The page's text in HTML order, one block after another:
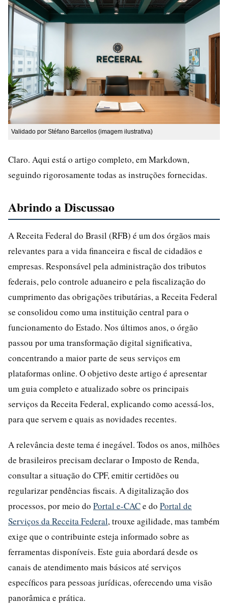
Validado por Stéfano Barcellos (imagem ilustrativa)
Claro. Aqui está o artigo completo, em Markdown,
seguindo rigorosamente todas as instruções fornecidas.
Abrindo a Discussao
A Receita Federal do Brasil (RFB) é um dos órgãos mais
relevantes para a vida financeira e fiscal de cidadãos e
empresas. Responsável pela administração dos tributos
federais, pelo controle aduaneiro e pela fiscalização do
cumprimento das obrigações tributárias, a Receita Federal
se consolidou como uma instituição central para o
funcionamento do Estado. Nos últimos anos, o órgão
passou por uma transformação digital significativa,
concentrando a maior parte de seus serviços em
plataformas online. O objetivo deste artigo é apresentar
um guia completo e atualizado sobre os principais
serviços da Receita Federal, explicando como acessá-los,
para que servem e quais as novidades recentes.
A relevância deste tema é inegável. Todos os anos, milhões
de brasileiros precisam declarar o Imposto de Renda,
consultar a situação do CPF, emitir certidões ou
regularizar pendências fiscais. A digitalização dos
processos, por meio do Portal e-CACe do Portal de
Serviços da Receita Federal, trouxe agilidade, mas também
exige que o contribuinte esteja informado sobre as
ferramentas disponíveis. Este guia abordará desde os
canais de atendimento mais básicos até serviços
específicos para pessoas jurídicas, oferecendo uma visão
panorâmica e prática.